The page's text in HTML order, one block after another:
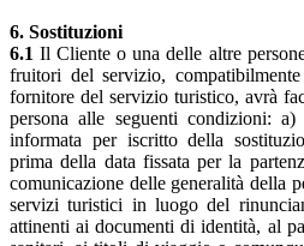
6. Sostituzioni
6.1 Il Cliente o una delle altre
fruitori del servizio,
fornitore del servizio turistico, avrà
persona alle seguenti condizioni:
informata per iscritto della
prima della data fissata per la
comunicazione delle generalità della
servizi turistici in luogo del
attinenti ai documenti di identità, al